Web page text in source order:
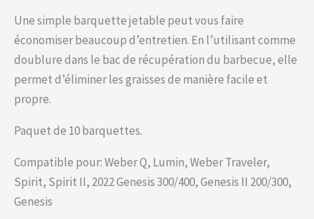
Une simple barquette jetable peut vous faire
économiser beaucoup d’entretien. En l’utilisant comme
doublure dans le bac de récupération du barbecue, elle
permet d’éliminer les graisses de manière facile et
propre.
Paquet de 10 barquettes.
Compatible pour: Weber Q, Lumin, Weber Traveler,
Spirit, Spirit II, 2022 Genesis 300/400, Genesis II 200/300,
Genesis